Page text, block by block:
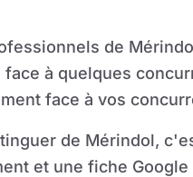
de
face à quelques
face à vos
de Mérindol,
et une fiche